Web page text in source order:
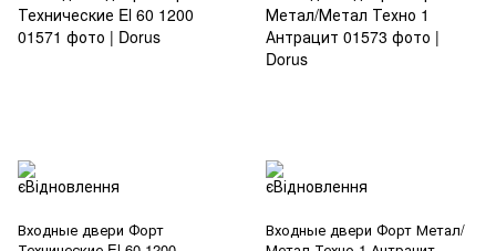
Входные двери Форт
Входные двери Форт Метал/